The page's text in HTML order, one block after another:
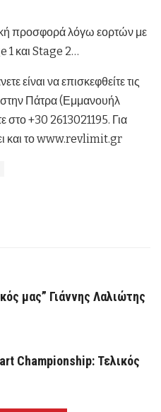
προσφορά λόγω εορτών με
1 και Stage 2…
είναι να επισκεφθείτε τις
Πάτρα (Εμμανουήλ
στο +30 2613021195. Για
και το www.revlimit.gr
μας” Γιάννης Λαλιώτης
Championship: Τελικός